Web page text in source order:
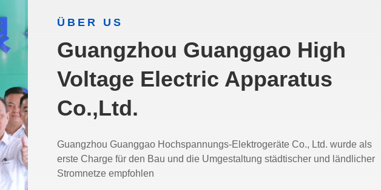
ÜBER US
Guangzhou Guanggao High
Voltage Electric Apparatus
Co.,Ltd.
Guangzhou Guanggao Hochspannungs-Elektrogeräte Co., Ltd. wurde als
erste Charge für den Bau und die Umgestaltung städtischer und ländlicher
Stromnetze empfohlen